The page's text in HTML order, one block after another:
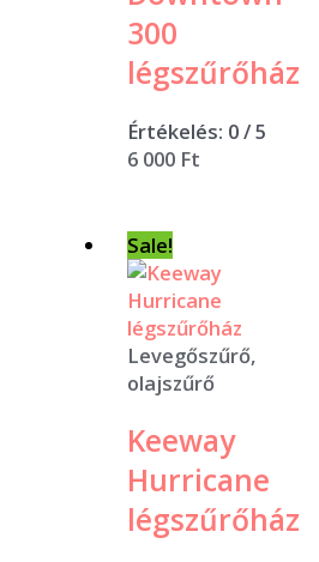
300
légszűrőház
Értékelés: 0/ 5
6 000 Ft
Sale!
Levegőszűrő,
olajszűrő
Keeway
Hurricane
légszűrőház